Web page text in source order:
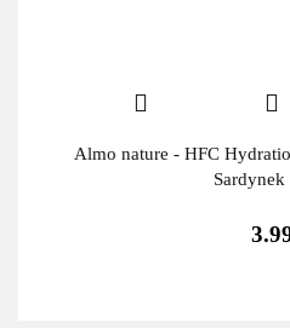
Almo nature - HFC
Sardynek